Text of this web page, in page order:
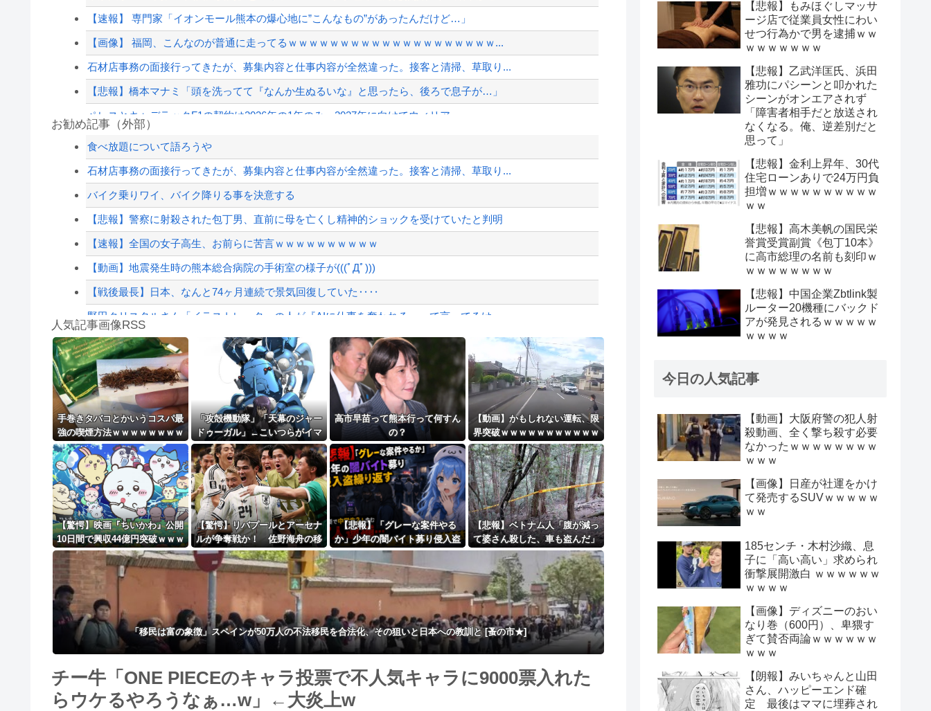
【速報】 専門家「イオンモール熊本の爆心地に”こんなもの”があったんだけど…」
【画像】 福岡、こんなのが普通に走ってるｗｗｗｗｗｗｗｗｗｗｗｗｗｗｗｗｗｗｗｗ...
石材店事務の面接行ってきたが、募集内容と仕事内容が全然違った。接客と清掃、草取り...
【悲報】橋本マナミ「頭を洗ってて『なんか生ぬるいな』と思ったら、後ろで息子が…」
ペレスとキャデラックF1の契約は2026年の1年のみ、2027年に向けてウィリア...
【画像】田中みな実さん、妊娠中とは思えないヒール姿で登場してしまう
【草】アル中「水飲みたくない！」 グラス「はい転倒」
【速報】日本共産党、沖縄県知事選で公職選挙法違反！！！ 110番通報されても辞全...
【悲報】11歳の娘のパソコンに、YouTubeの視聴時間の制限を設定した結果ｗｗ...
【配信者】「金バエ」のSNS更新が1週間途絶え、様々な憶測が飛び交う。1週間ぶり...
【緊急速報】NYで警官が黒人男性の首を絞め、暴動第二波不可避へ
Powered by livedoor 相互RSS
お勧め記事（外部）
食べ放題について語ろうや
石材店事務の面接行ってきたが、募集内容と仕事内容が全然違った。接客と清掃、草取り...
バイク乗りワイ、バイク降りる事を決意する
【悲報】警察に射殺された包丁男、直前に母を亡くし精神的ショックを受けていたと判明
【速報】全国の女子高生、お前らに苦言ｗｗｗｗｗｗｗｗｗｗ
【動画】地震発生時の熊本総合病院の手術室の様子が(((ﾟДﾟ)))
【戦後最長】日本、なんと74ヶ月連続で景気回復していた‥‥
野田クリスタルさん「イラストレーターの人が『AIに仕事を奪われる』って言ってるけ...
ショートスリーパーの堀さん、4時間寝てた事がバレる
白石「あ、あきら様……？」あきら「……白石」
8/4のニュース
日本旅行キャンセルすべきか…1万年ぶり史上最大級の火山の兆し＝韓国の反応
更新中止のお知らせ
海外「おめでとうタキ！」リヴァプール南野がバースデーゴール！！
Powered by livedoor 相互RSS
人気記事画像RSS
手巻きタバコとかいうコスパ最
強の喫煙方法ｗｗｗｗｗｗｗｗ
ｗｗｗｗｗ
「攻殻機動隊」「天幕のジャー
ドゥーガル」←こいつらがイマ
イチ人気出ない理由w
高市早苗って熊本行って何すん
の？
【動画】かもしれない運転、限
界突破ｗｗｗｗｗｗｗｗｗｗｗ
ｗｗｗｗｗｗ
【驚愕】映画『ちいかわ』公開
10日間で興収44億円突破ｗｗｗ
ｗｗｗｗｗｗｗ
【驚愕】リバプールとアーセナ
ルが争奪戦か！ 佐野海舟の移
籍金は108億円超えの急騰！マ
インツ幹部も認める衝撃オファ
ーの可能性
【悲報】「グレーな案件やる
か」少年の闇バイト募り侵入盗
繰り返す 容疑で中学生2人含
む7人逮捕・・・
【悲報】ベトナム人「腹が減っ
て婆さん殺した、車も盗んだ」
「移民は富の象徴」スペインが50万人の不法移民を合法化、その狙いと日本への教訓と [蚤の市★]
チー牛「ONE PIECEのキャラ投票で不人気キャラに9000票入れた
らウケるやろうなぁ…w」←大炎上w
【悲報】もみほぐしマッサ
ージ店で従業員女性にわい
せつ行為かで男を逮捕ｗｗ
ｗｗｗｗｗｗｗ
【悲報】乙武洋匡氏、浜田
雅功にパシーンと叩かれた
シーンがオンエアされず
「障害者相手だと放送され
なくなる。俺、逆差別だと
思って」
【悲報】金利上昇年、30代
住宅ローンありで24万円負
担増ｗｗｗｗｗｗｗｗｗｗ
ｗｗ
【悲報】高木美帆の国民栄
誉賞受賞副賞《包丁10本》
に高市総理の名前も刻印ｗ
ｗｗｗｗｗｗｗｗ
【悲報】中国企業Zbtlink製
ルーター20機種にバックド
アが発見されるｗｗｗｗｗ
ｗｗｗｗ
今日の人気記事
【動画】大阪府警の犯人射
殺動画、全く撃ち殺す必要
なかったｗｗｗｗｗｗｗｗ
ｗｗｗ
【画像】日産が社運をかけ
て発売するSUVｗｗｗｗｗ
ｗｗ
185センチ・木村沙織、息
子に「高い高い」求められ
衝撃展開激白 ｗｗｗｗｗｗ
ｗｗｗｗ
【画像】ディズニーのおい
なり巻（600円）、卑猥す
ぎて賛否両論ｗｗｗｗｗｗ
ｗｗｗ
【朗報】みいちゃんと山田
さん、ハッピーエンド確
定 最後はママに埋葬され